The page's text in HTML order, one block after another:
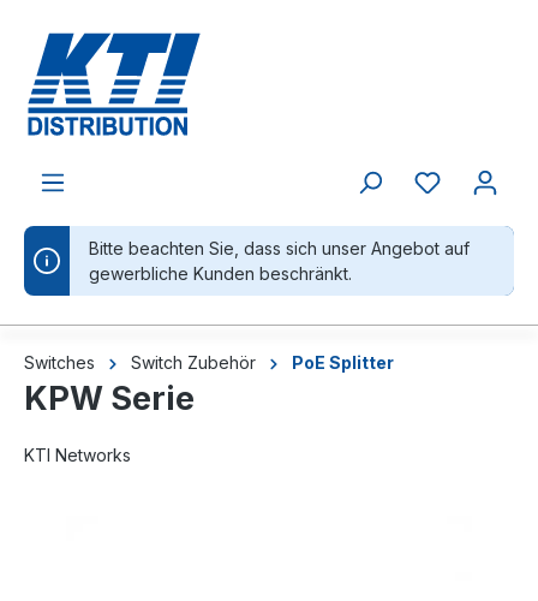
Bitte beachten Sie, dass sich unser Angebot auf
gewerbliche Kunden beschränkt.
Switches Switch Zubehör PoE Splitter
KPW Serie
KTI Networks